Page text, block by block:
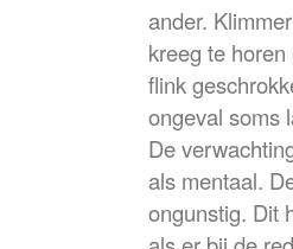
ander.
kreeg te
flink
ongeval soms
De
als mentaal.
ongunstig. Dit